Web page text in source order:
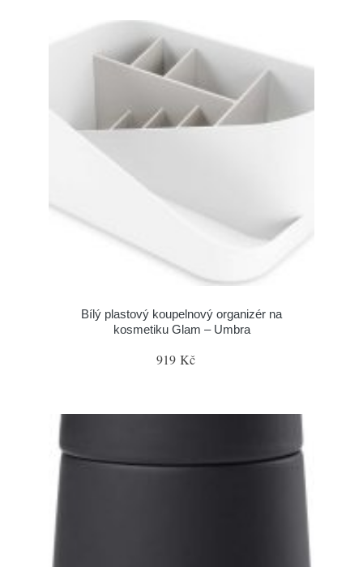
Bílý plastový koupelnový organizér na
kosmetiku Glam – Umbra
919 Kč